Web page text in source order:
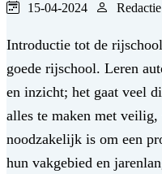
15-04-2024 Redactie
Introductie tot de
goede rijschool. Leren
en inzicht; het gaat veel
alles te maken met
noodzakelijk is om een
hun vakgebied en